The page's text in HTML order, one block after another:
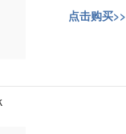
点击购买>>